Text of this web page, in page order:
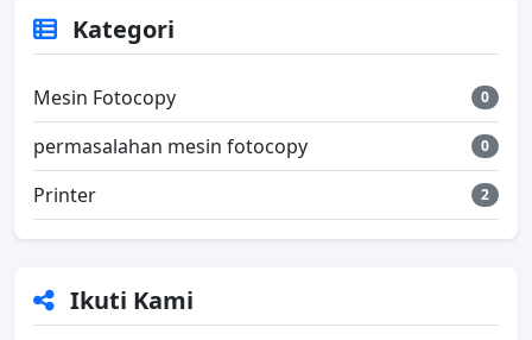
Kategori
Mesin Fotocopy 0
permasalahan mesin fotocopy 0
Printer 2
Ikuti Kami